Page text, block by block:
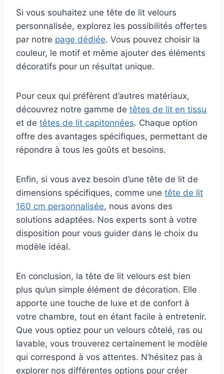
Si vous souhaitez une tête de lit velours
personnalisée, explorez les possibilités offertes
par notre page dédiée. Vous pouvez choisir la
couleur, le motif et même ajouter des éléments
décoratifs pour un résultat unique.
Pour ceux qui préfèrent d’autres matériaux,
découvrez notre gamme de têtes de lit en tissu
et de têtes de lit capitonnées. Chaque option
offre des avantages spécifiques, permettant de
répondre à tous les goûts et besoins.
Enfin, si vous avez besoin d’une tête de lit de
dimensions spécifiques, comme une tête de lit
160 cm personnalisée, nous avons des
solutions adaptées. Nos experts sont à votre
disposition pour vous guider dans le choix du
modèle idéal.
En conclusion, la tête de lit velours est bien
plus qu’un simple élément de décoration. Elle
apporte une touche de luxe et de confort à
votre chambre, tout en étant facile à entretenir.
Que vous optiez pour un velours côtelé, ras ou
lavable, vous trouverez certainement le modèle
qui correspond à vos attentes. N’hésitez pas à
explorer nos différentes options pour créer